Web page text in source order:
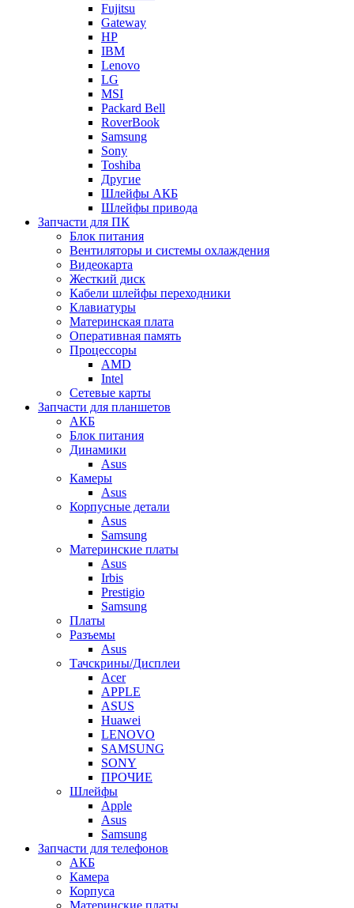
Fujitsu
Gateway
HP
IBM
Lenovo
LG
MSI
Packard Bell
RoverBook
Samsung
Sony
Toshiba
Другие
Шлейфы АКБ
Шлейфы привода
Запчасти для ПК
Блок питания
Вентиляторы и системы охлаждения
Видеокарта
Жесткий диск
Кабели шлейфы переходники
Клавиатуры
Материнская плата
Оперативная память
Процессоры
AMD
Intel
Сетевые карты
Запчасти для планшетов
АКБ
Блок питания
Динамики
Asus
Камеры
Asus
Корпусные детали
Asus
Samsung
Материнские платы
Asus
Irbis
Prestigio
Samsung
Платы
Разъемы
Asus
Тачскрины/Дисплеи
Acer
APPLE
ASUS
Huawei
LENOVO
SAMSUNG
SONY
ПРОЧИЕ
Шлейфы
Apple
Asus
Samsung
Запчасти для телефонов
АКБ
Камера
Корпуса
Материнские платы